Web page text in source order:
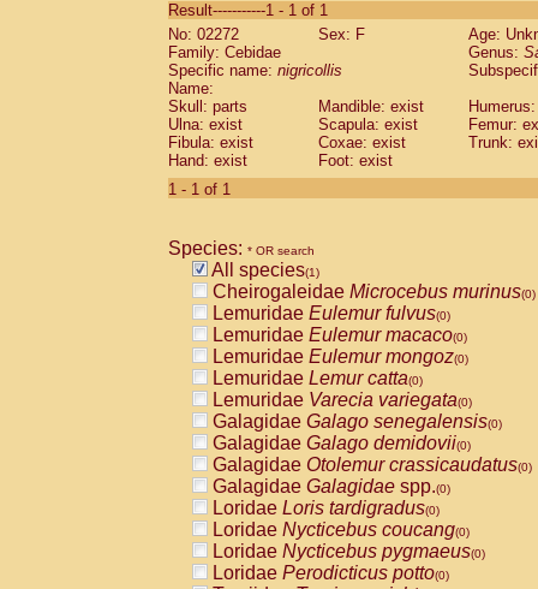
CebidaeSaguinus labiatus(0)
Cebidae Saguinus leucopus (0)
Cebidae
CebidaeSaguinus mystax
Cebidae Saguinus nigricollis (1)
Cebidae Saguinus oedipus
Cebidae Saguinus weddelli
Cebidae Saguinusspp.
Cebidae
CebidaeCebus capucinus
CebidaeCebus nigrivittatus
CebidaeCebus spp.(0)
CebidaeSaimiri boliviensis(0)
CebidaeSaimiri sciureus(0)
AtelidaeAlouatta caraya(0)
AtelidaeAlouatta fusca(0)
AtelidaeAlouatta seniculus(0)
AtelidaeAlouattaspp.(0)
AtelidaeAteles belzebuth(0)
AtelidaeAteles geoffroyi(0)
AtelidaeAteles paniscus(0)
AtelidaeAtelesspp.(0)
AtelidaeLagothrix lagothricha(0)
AtelidaeLagothrix lagothricha cana
PitheciidaeCacajao calvus
Result-----------1 - 1 of 1
No: 02272
Sex: F
Age:
Family: Cebidae
Genus:
Specific name: nigricollis
Name:
Skull: parts
Mandible: exist
Ulna: exist
Scapula: exist
Femur:
Fibula: exist
Coxae: exist
Trunk:
Hand: exist
Foot: exist
1 - 1 of 1
Species: * OR search
All species(1)
Cheirogaleidae Microcebus murinus(0)
Lemuridae Eulemur fulvus(0)
Lemuridae Eulemur macaco(0)
Lemuridae Eulemur mongoz(0)
Lemuridae Lemur catta(0)
Lemuridae Varecia variegata(0)
Galagidae Galago senegalensis(0)
Galagidae Galago demidovii(0)
Galagidae Otolemur crassicaudatus(0)
Galagidae Galagidae spp.(0)
Loridae Loris tardigradus(0)
Loridae Nycticebus coucang(0)
Loridae Nycticebus pygmaeus(0)
Loridae Perodicticus potto(0)